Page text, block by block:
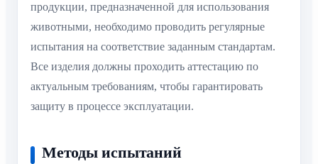
продукции, предназначенной для использования
животными, необходимо проводить регулярные
испытания на соответствие заданным стандартам.
Все изделия должны проходить аттестацию по
актуальным требованиям, чтобы гарантировать
защиту в процессе эксплуатации.
Методы испытаний